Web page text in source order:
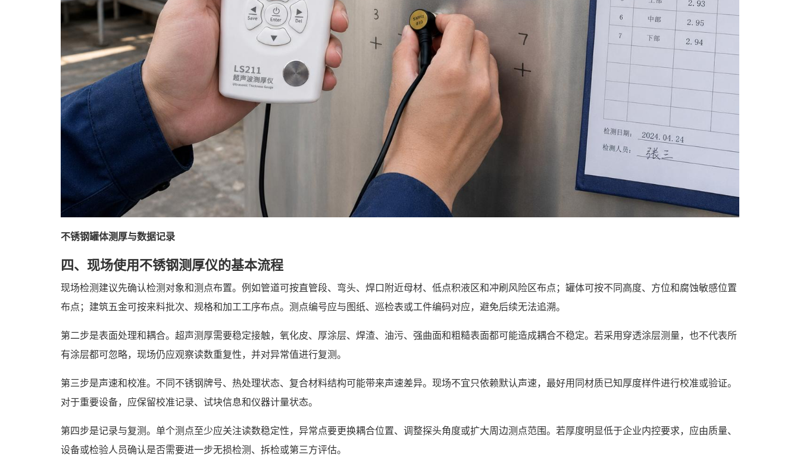
不锈钢罐体测厚与数据记录
四、现场使用不锈钢测厚仪的基本流程
现场检测建议先确认检测对象和测点布置。例如管道可按直管段、弯头、焊口附近母材、低点积液区和冲刷风险区布点；罐体可按不同高度、方位和腐蚀敏感位置
布点；建筑五金可按来料批次、规格和加工工序布点。测点编号应与图纸、巡检表或工件编码对应，避免后续无法追溯。
第二步是表面处理和耦合。超声测厚需要稳定接触，氧化皮、厚涂层、焊渣、油污、强曲面和粗糙表面都可能造成耦合不稳定。若采用穿透涂层测量，也不代表所
有涂层都可忽略，现场仍应观察读数重复性，并对异常值进行复测。
第三步是声速和校准。不同不锈钢牌号、热处理状态、复合材料结构可能带来声速差异。现场不宜只依赖默认声速，最好用同材质已知厚度样件进行校准或验证。
对于重要设备，应保留校准记录、试块信息和仪器计量状态。
第四步是记录与复测。单个测点至少应关注读数稳定性，异常点要更换耦合位置、调整探头角度或扩大周边测点范围。若厚度明显低于企业内控要求，应由质量、
设备或检验人员确认是否需要进一步无损检测、拆检或第三方评估。